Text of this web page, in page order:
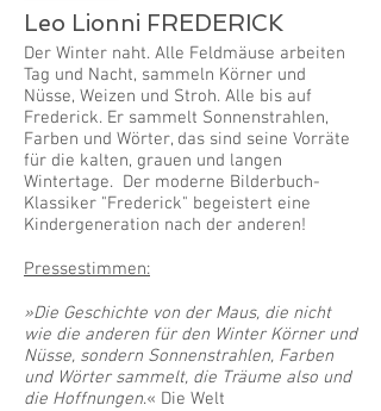
Leo Lionni FREDERICK
Der Winter naht. Alle Feldmäuse arbeiten
Tag und Nacht, sammeln Körner und
Nüsse, Weizen und Stroh. Alle bis auf
Frederick. Er sammelt Sonnenstrahlen,
Farben und Wörter, das sind seine Vorräte
für die kalten, grauen und langen
Wintertage. Der moderne Bilderbuch-
Klassiker "Frederick" begeistert eine
Kindergeneration nach der anderen!
Pressestimmen:
»Die Geschichte von der Maus, die nicht
wie die anderen für den Winter Körner und
Nüsse, sondern Sonnenstrahlen, Farben
und Wörter sammelt, die Träume also und
die Hoffnungen.« Die Welt